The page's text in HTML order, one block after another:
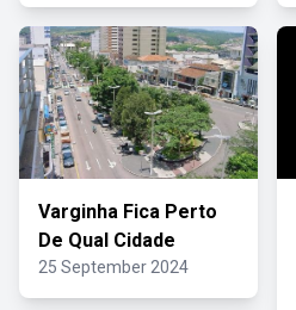
Varginha Fica Perto
De Qual Cidade
25 September 2024